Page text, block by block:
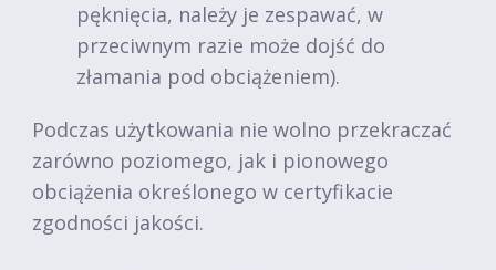
pęknięcia, należy je zespawać, w
przeciwnym razie może dojść do
złamania pod obciążeniem).
Podczas użytkowania nie wolno przekraczać
zarówno poziomego, jak i pionowego
obciążenia określonego w certyfikacie
zgodności jakości.